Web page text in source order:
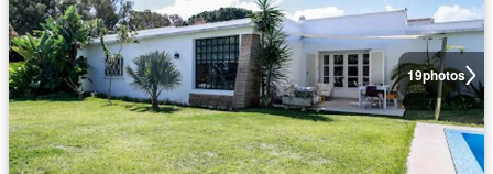
19photos